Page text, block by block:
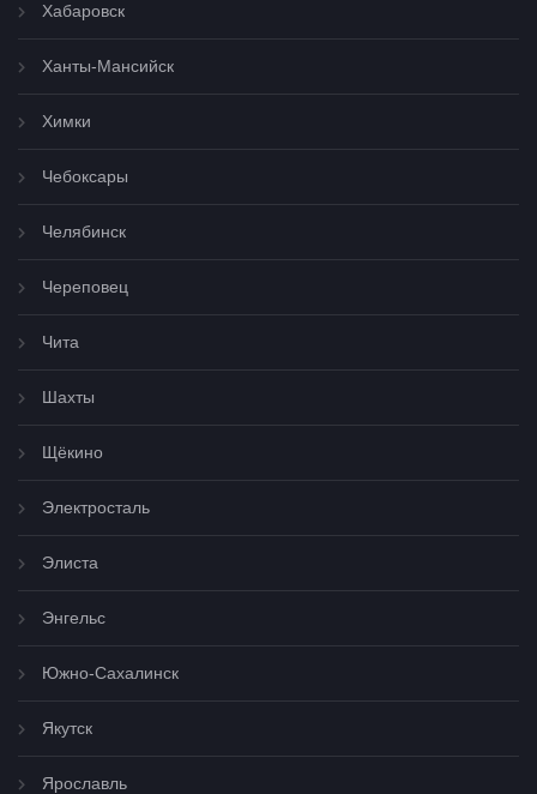
Хабаровск
Ханты-Мансийск
Химки
Чебоксары
Челябинск
Череповец
Чита
Шахты
Щёкино
Электросталь
Элиста
Энгельс
Южно-Сахалинск
Якутск
Ярославль